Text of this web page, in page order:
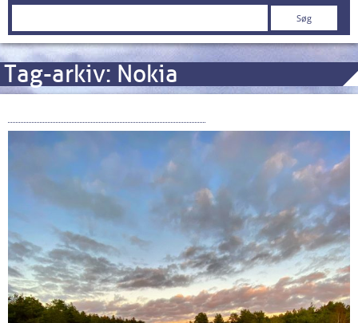
Søg
Tag-arkiv: Nokia